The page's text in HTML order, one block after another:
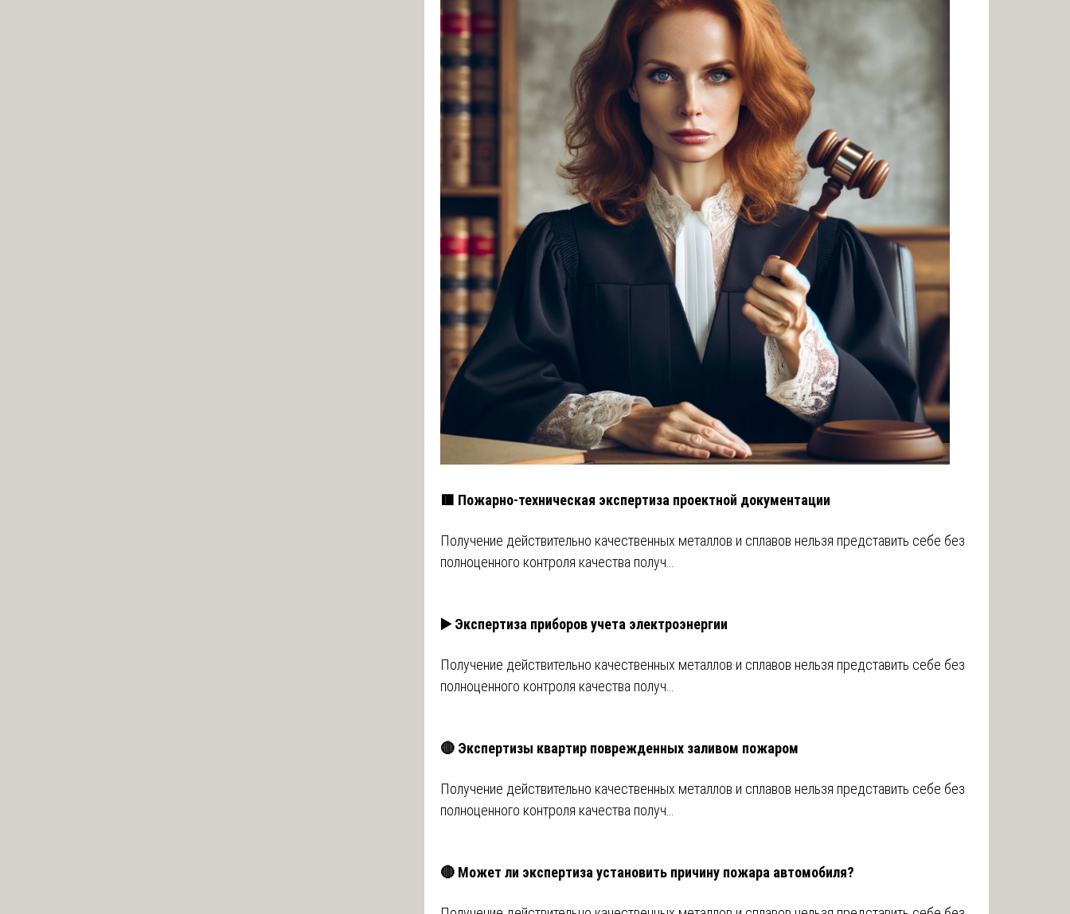
🟥 Пожарно-техническая экспертиза проектной документации
Получение действительно качественных металлов и сплавов нельзя представить себе без
полноценного контроля качества получ…
▶️ Экспертиза приборов учета электроэнергии
Получение действительно качественных металлов и сплавов нельзя представить себе без
полноценного контроля качества получ…
🔴 Экспертизы квартир поврежденных заливом пожаром
Получение действительно качественных металлов и сплавов нельзя представить себе без
полноценного контроля качества получ…
🔴 Может ли экспертиза установить причину пожара автомобиля?